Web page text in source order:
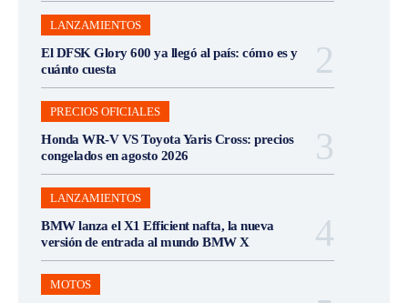
LANZAMIENTOS
El DFSK Glory 600 ya llegó al país: cómo es y
cuánto cuesta
PRECIOS OFICIALES
Honda WR-V VS Toyota Yaris Cross: precios
congelados en agosto 2026
LANZAMIENTOS
BMW lanza el X1 Efficient nafta, la nueva
versión de entrada al mundo BMW X
MOTOS